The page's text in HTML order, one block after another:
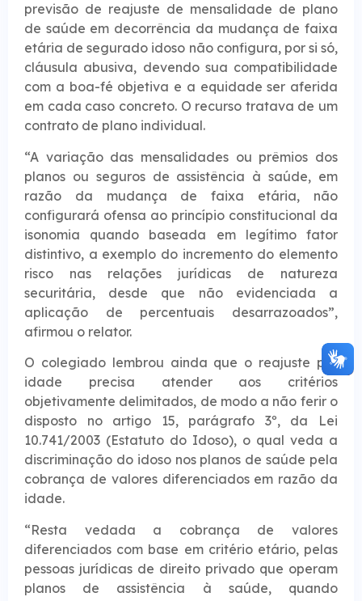
previsão de reajuste de mensalidade de plano
de saúde em decorrência da mudança de faixa
etária de segurado idoso não configura, por si só,
cláusula abusiva, devendo sua compatibilidade
com a boa-fé objetiva e a equidade ser aferida
em cada caso concreto. O recurso tratava de um
contrato de plano individual.
“A variação das mensalidades ou prêmios dos
planos ou seguros de assistência à saúde, em
razão da mudança de faixa etária, não
configurará ofensa ao princípio constitucional da
isonomia quando baseada em legítimo fator
distintivo, a exemplo do incremento do elemento
risco nas relações jurídicas de natureza
securitária, desde que não evidenciada a
aplicação de percentuais desarrazoados”,
afirmou o relator.
O colegiado lembrou ainda que o reajuste por
idade precisa atender aos critérios
objetivamente delimitados, de modo a não ferir o
disposto no artigo 15, parágrafo 3º, da Lei
10.741/2003 (Estatuto do Idoso), o qual veda a
discriminação do idoso nos planos de saúde pela
cobrança de valores diferenciados em razão da
idade.
“Resta vedada a cobrança de valores
diferenciados com base em critério etário, pelas
pessoas jurídicas de direito privado que operam
planos de assistência à saúde, quando